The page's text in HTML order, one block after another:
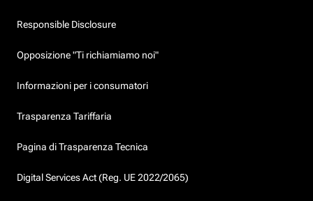
Responsible Disclosure
Opposizione "Ti richiamiamo noi"
Informazioni per i consumatori
Trasparenza Tariffaria
Pagina di Trasparenza Tecnica
Digital Services Act (Reg. UE 2022/2065)